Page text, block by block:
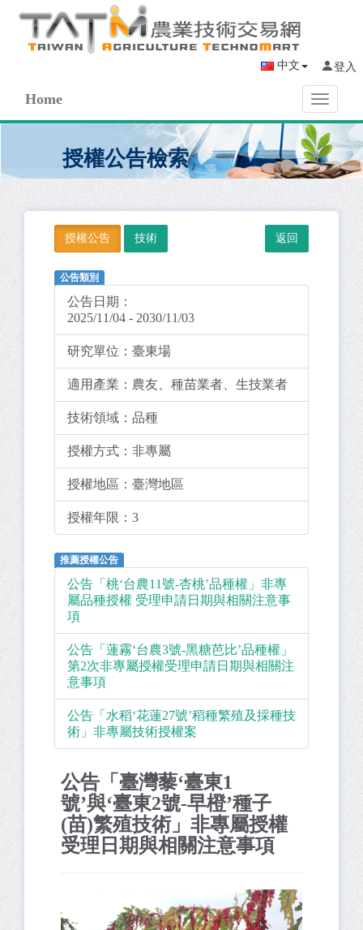
中文 登入
Toggle
Home
授權公告檢索
授權公告 技術
公告類別
公告日期：
2025/11/04 - 2030/11/03
研究單位： 臺東場
適用產業： 農友、種苗業者、生技業者
技術領域： 品種
授權方式： 非專屬
授權地區： 臺灣地區
授權年限： 3
推薦授權公告
公告「桃‘台農11號-杏桃’品種權」非專
屬品種授權 受理申請日期與相關注意事
項
公告「蓮霧‘台農3號-黑糖芭比’品種權」
第2次非專屬授權受理申請日期與相關注
意事項
公告「水稻‘花蓮27號’稻種繁殖及採種技
術」非專屬技術授權案
公告「臺灣藜‘臺東1
號’與‘臺東2號-早橙’種子
(苗)繁殖技術」非專屬授權
受理日期與相關注意事項